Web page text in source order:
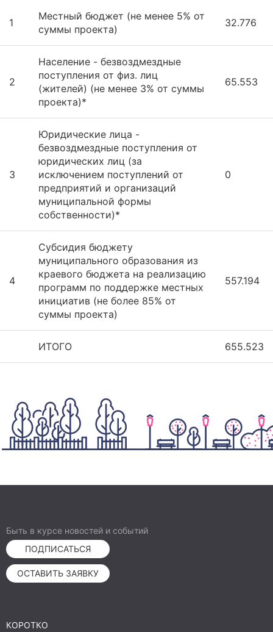
1
Местный бюджет (не менее 5% от
суммы проекта)
32.776
2
Население - безвоздмездные
поступления от физ. лиц
(жителей) (не менее 3% от суммы
проекта)*
65.553
3
Юридические лица -
безвоздмездные поступления от
юридических лиц (за
исключением поступлений от
предприятий и организаций
муниципальной формы
собственности)*
0
4
Субсидия бюджету
муниципального образования из
краевого бюджета на реализацию
программ по поддержке местных
инициатив (не более 85% от
суммы проекта)
557.194
ИТОГО 655.523
Быть в курсе новостей и событий
ПОДПИСАТЬСЯ
ОСТАВИТЬ ЗАЯВКУ
КОРОТКО